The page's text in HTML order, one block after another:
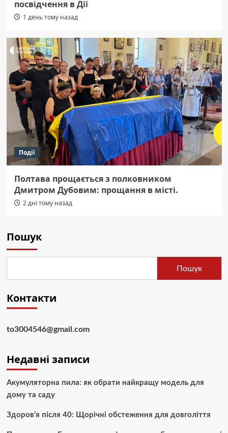
посвідчення в Дії
1 день тому назад
Події
Полтава прощається з полковником
Дмитром Дубовим: прощання в місті.
2 дні тому назад
Пошук
Пошук
Контакти
to3004546@gmail.com
Недавні записи
Акумуляторна пила: як обрати найкращу модель для
дому та саду
Здоров’я після 40: Щорічні обстеження для довголіття